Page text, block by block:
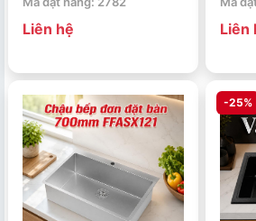
Liên hệ Liên
-25%